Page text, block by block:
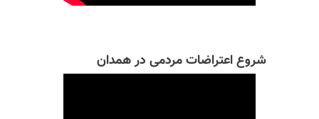
شروع اعتراضات مردمی در همدان